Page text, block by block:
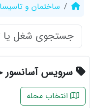
ساختمان و
سرویس آسانسور
انتخاب محله